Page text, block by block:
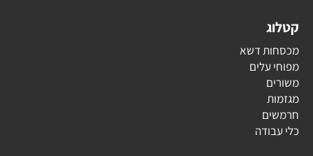
קטלוג
מכסחות דשא
מפוחי עלים
משורים
מגזמות
חרמשים
כלי עבודה